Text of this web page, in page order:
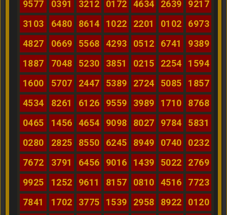
9577
0391 3212 0172 4634 2639
9217
3103
6480 8614 1022 2201 0102
6973
4827
0669 5568 4293 0512 6741
9389
1887
7048 5230 3851 0215 2254
1594
1600
5707 2447 5389 2724 5085
1857
4534
8261 6126 9559 3989 1710
8768
0465
1456 4654 9098 8027 9784
5831
0280
2825 8550 6245 8949 0740
0232
7672
3791 6456 9016 1439 5022
2769
9925
1252 9611 8157 0810 4516
7723
7841
1702 3775 1539 2958 8922 0120